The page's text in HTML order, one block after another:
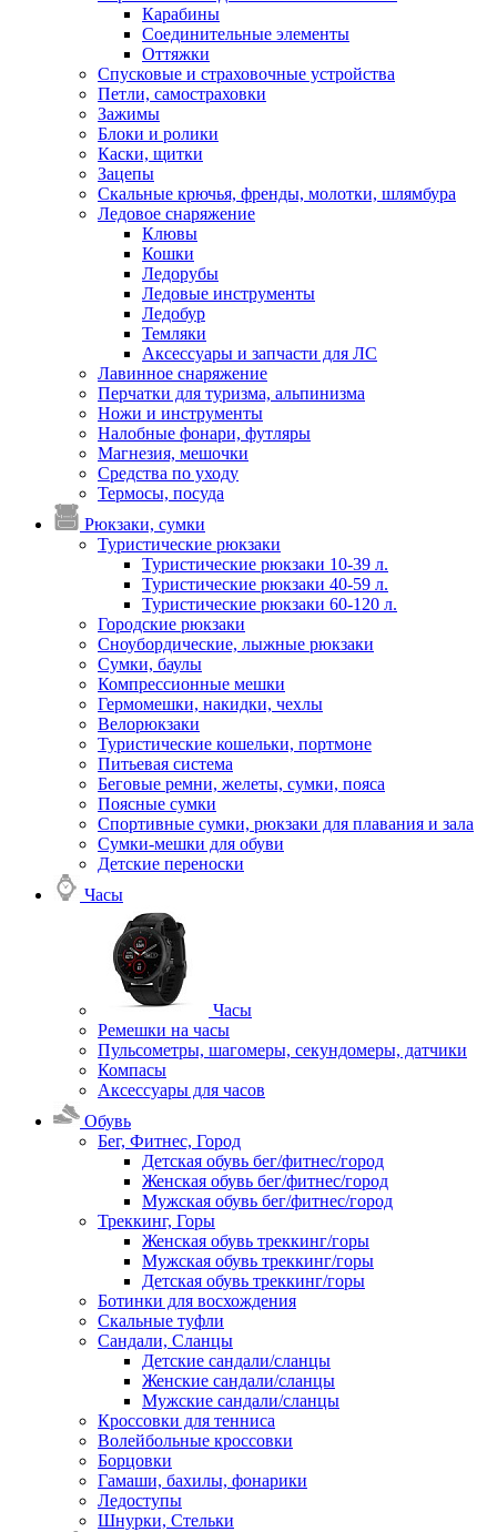
Карабины
Соединительные элементы
Оттяжки
Спусковые и страховочные устройства
Петли, самостраховки
Зажимы
Блоки и ролики
Каски, щитки
Зацепы
Скальные крючья, френды, молотки, шлямбура
Ледовое снаряжение
Клювы
Кошки
Ледорубы
Ледовые инструменты
Ледобур
Темляки
Аксессуары и запчасти для ЛС
Лавинное снаряжение
Перчатки для туризма, альпинизма
Ножи и инструменты
Налобные фонари, футляры
Магнезия, мешочки
Средства по уходу
Термосы, посуда
Рюкзаки, сумки
Туристические рюкзаки
Туристические рюкзаки 10-39 л.
Туристические рюкзаки 40-59 л.
Туристические рюкзаки 60-120 л.
Городские рюкзаки
Сноубордические, лыжные рюкзаки
Сумки, баулы
Компрессионные мешки
Гермомешки, накидки, чехлы
Велорюкзаки
Туристические кошельки, портмоне
Питьевая система
Беговые ремни, желеты, сумки, пояса
Поясные сумки
Спортивные сумки, рюкзаки для плавания и зала
Сумки-мешки для обуви
Детские переноски
Часы
Часы
Ремешки на часы
Пульсометры, шагомеры, секундомеры, датчики
Компасы
Аксессуары для часов
Обувь
Бег, Фитнес, Город
Детская обувь бег/фитнес/город
Женская обувь бег/фитнес/город
Мужская обувь бег/фитнес/город
Треккинг, Горы
Женская обувь треккинг/горы
Мужская обувь треккинг/горы
Детская обувь треккинг/горы
Ботинки для восхождения
Скальные туфли
Сандали, Сланцы
Детские сандали/сланцы
Женские сандали/сланцы
Мужские сандали/сланцы
Кроссовки для тенниса
Волейбольные кроссовки
Борцовки
Гамаши, бахилы, фонарики
Ледоступы
Шнурки, Стельки